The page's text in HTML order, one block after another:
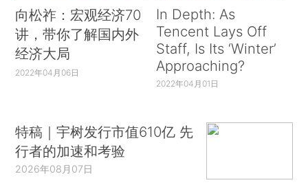
向松祚：宏观经济70
讲，带你了解国内外
经济大局
2022年04月06日
In Depth: As
Tencent Lays Off
Staff, Is Its ‘Winter’
Approaching?
2022年04月01日
特稿｜宇树发行市值610亿 先
行者的加速和考验
2026年08月07日